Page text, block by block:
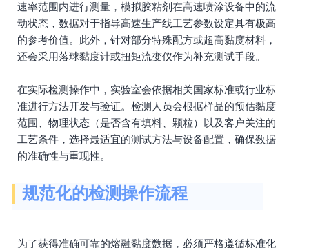
速率范围内进行测量，模拟胶粘剂在高速喷涂设备中的流
动状态，数据对于指导高速生产线工艺参数设定具有极高
的参考价值。此外，针对部分特殊配方或超高黏度材料，
还会采用落球黏度计或扭矩流变仪作为补充测试手段。
在实际检测操作中，实验室会依据相关国家标准或行业标
准进行方法开发与验证。检测人员会根据样品的预估黏度
范围、物理状态（是否含有填料、颗粒）以及客户关注的
工艺条件，选择最适宜的测试方法与设备配置，确保数据
的准确性与重现性。
规范化的检测操作流程
为了获得准确可靠的熔融黏度数据，必须严格遵循标准化